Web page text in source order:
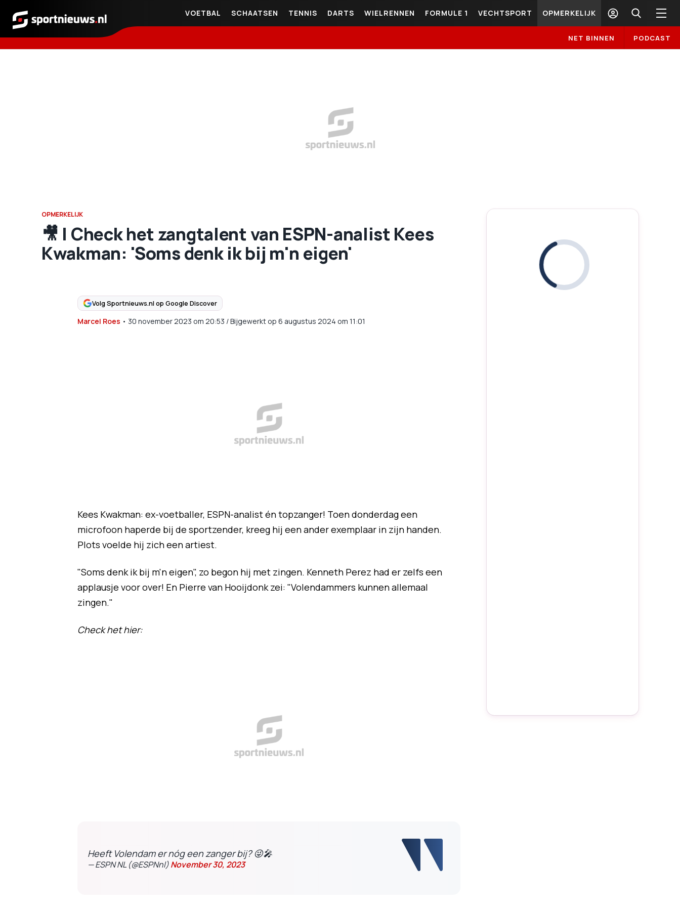
Sportnieuws.nl
VOETBAL SCHAATSEN TENNIS DARTS WIELRENNEN FORMULE 1 VECHTSPORT OPMERKELIJK
NET BINNEN PODCAST
OPMERKELIJK
🎥 | Check het zangtalent van ESPN-analist Kees
Kwakman: 'Soms denk ik bij m'n eigen'
Volg Sportnieuws.nl op Google Discover
Marcel Roes • 30 november 2023 om 20:53 /Bijgewerkt op 6 augustus 2024 om 11:01
Kees Kwakman: ex-voetballer, ESPN-analist én topzanger! Toen donderdag een
microfoon haperde bij de sportzender, kreeg hij een ander exemplaar in zijn handen.
Plots voelde hij zich een artiest.
"Soms denk ik bij m'n eigen", zo begon hij met zingen. Kenneth Perez had er zelfs een
applausje voor over! En Pierre van Hooijdonk zei: "Volendammers kunnen allemaal
zingen."
Check het hier:
Heeft Volendam er nóg een zanger bij? 😜🎤
— ESPN NL (@ESPNnl)November 30, 2023